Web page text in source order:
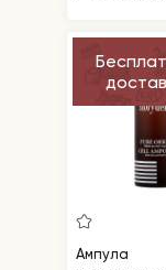
Ампула